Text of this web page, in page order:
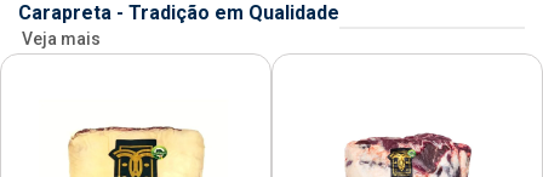
Carapreta - Tradição em Qualidade
Veja mais